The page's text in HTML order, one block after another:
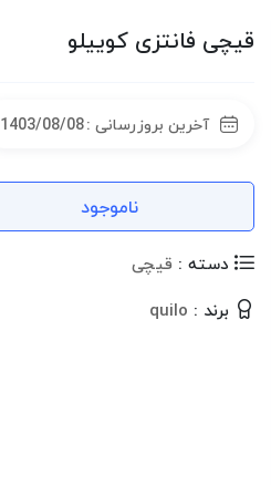
قیچی فانتزی کوییلو
آخرین بروزرسانی :1403/08/08
ناموجود
دسته : قیچی
برند : quilo